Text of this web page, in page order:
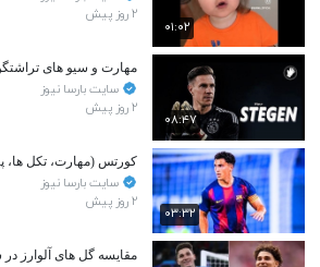
۰۱:۰۲
۲ روز پیش
۰۸:۴۷
مهارت و سیو های
سایت بارسا نیوز
۲ روز پیش
۰۳:۳۲
کورتس (مهارت، تکل ها،
سایت بارسا نیوز
۲ روز پیش
مقایسه گل های آلوارز در